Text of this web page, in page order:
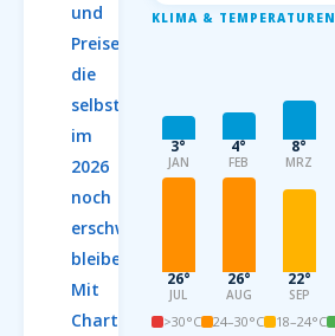
und
Preisen,
die
selbst
im
2026
noch
erschwinglich
bleiben.
Mit
Charterflügen
KLIMA & TEMPERATUREN
3°
JAN
4°
FEB
8°
MRZ
26°
JUL
26°
AUG
22°
SEP
>30°C 24–30°C 18–24°C